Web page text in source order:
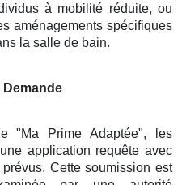
à mobilité réduite, ou
aménagements spécifiques
la salle de bain.
Demande
"Ma Prime Adaptée", les
application requête avec
Cette soumission est